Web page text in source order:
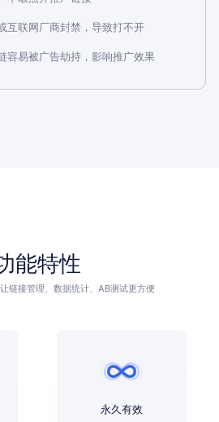
互联网厂商封禁，导致打不开
容易被广告劫持，影响推广效果
能特性
链接管理、数据统计、AB测试更方便
永久有效